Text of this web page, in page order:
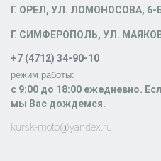
Г. ОРЕЛ, УЛ. ЛОМОНОСОВА, 6-
Г. СИМФЕРОПОЛЬ, УЛ.
+7 (4712) 34-90-10
режим работы:
c 9:00 до 18:00 ежедневно.
мы Вас дождемся.
kursk-moto@yandex.ru